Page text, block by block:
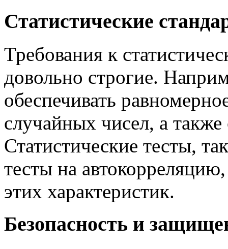
Статистические
Требования к
довольно строгие.
обеспечивать
случайных чисел, а также
Статистические тесты,
тесты на
этих характеристик.
Безопасность и